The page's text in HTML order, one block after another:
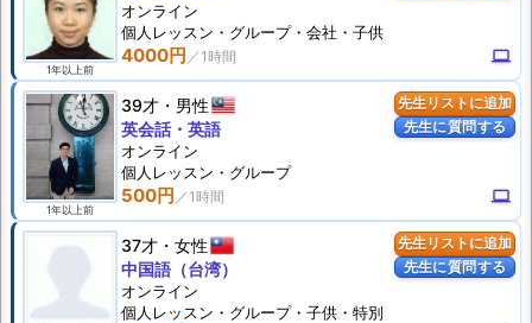
1年以上前
4000円 computer
オンライン
個人 レッスン ・グループ・会社・子供
先生リストに追加
先生に質問する
1年以上前
39才 男性
500円 computer
英会話・英語
オンライン
個人 レッスン ・グループ
先生リストに追加
先生に質問する
37才 女性
中国語（台湾）
オンライン
個人 レッスン ・グループ・子供・特別